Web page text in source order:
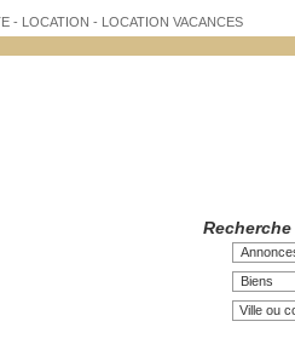
- LOCATION - LOCATION VACANCES
Biens